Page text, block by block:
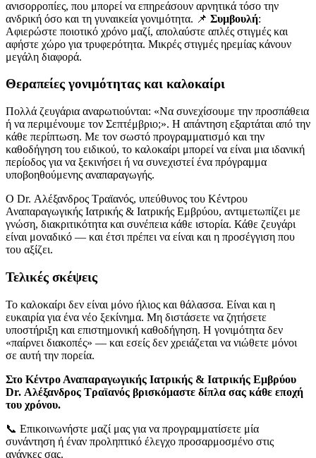
ανισορροπίες, που μπορεί να επηρεάσουν αρνητικά τόσο την
ανδρική όσο και τη γυναικεία γονιμότητα. 📌 Συμβουλή:
Αφιερώστε ποιοτικό χρόνο μαζί, απολαύστε απλές στιγμές και
αφήστε χώρο για τρυφερότητα. Μικρές στιγμές ηρεμίας κάνουν
μεγάλη διαφορά.
Θεραπείες γονιμότητας και καλοκαίρι
Πολλά ζευγάρια αναρωτιούνται: «Να συνεχίσουμε την προσπάθεια
ή να περιμένουμε τον Σεπτέμβριο;». Η απάντηση εξαρτάται από την
κάθε περίπτωση. Με τον σωστό προγραμματισμό και την
καθοδήγηση του ειδικού, το καλοκαίρι μπορεί να είναι μια ιδανική
περίοδος για να ξεκινήσει ή να συνεχιστεί ένα πρόγραμμα
υποβοηθούμενης αναπαραγωγής.
Ο Dr. Αλέξανδρος Τραϊανός, υπεύθυνος του Κέντρου
Αναπαραγωγικής Ιατρικής & Ιατρικής Εμβρύου, αντιμετωπίζει με
γνώση, διακριτικότητα και συνέπεια κάθε ιστορία. Κάθε ζευγάρι
είναι μοναδικό — και έτσι πρέπει να είναι και η προσέγγιση που
του αξίζει.
Τελικές σκέψεις
Το καλοκαίρι δεν είναι μόνο ήλιος και θάλασσα. Είναι και η
ευκαιρία για ένα νέο ξεκίνημα. Μη διστάσετε να ζητήσετε
υποστήριξη και επιστημονική καθοδήγηση. Η γονιμότητα δεν
«παίρνει διακοπές» — και εσείς δεν χρειάζεται να νιώθετε μόνοι
σε αυτή την πορεία.
Στο Κέντρο Αναπαραγωγικής Ιατρικής & Ιατρικής Εμβρύου
Dr. Αλέξανδρος Τραϊανός βρισκόμαστε δίπλα σας κάθε εποχή
του χρόνου.
📞 Επικοινωνήστε μαζί μας για να προγραμματίσετε μία
συνάντηση ή έναν προληπτικό έλεγχο προσαρμοσμένο στις
ανάγκες σας.